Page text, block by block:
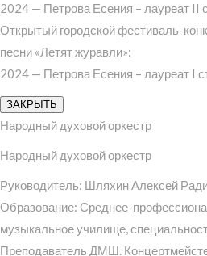
2024 — Петрова Есения – лауреат II
Открытый городской фестиваль-
песни «Летят журавли»:
2024 — Петрова Есения – лауреат I
ЗАКРЫТЬ
Народный духовой оркестр
Народный духовой оркестр
Руководитель: Шляхин Алексей
Образование: Среднее-
музыкальное училище,
Преподаватель ДМШ.